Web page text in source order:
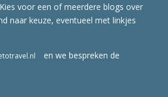
voor een of meerdere blogs over
naar keuze, eventueel met linkjes
en we bespreken de